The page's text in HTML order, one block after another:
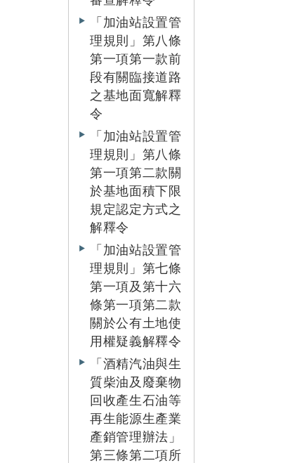
「加油站設置管
理規則」第八條
第一項第一款前
段有關臨接道路
之基地面寬解釋
令
「加油站設置管
理規則」第八條
第一項第二款關
於基地面積下限
規定認定方式之
解釋令
「加油站設置管
理規則」第七條
第一項及第十六
條第一項第二款
關於公有土地使
用權疑義解釋令
「酒精汽油與生
質柴油及廢棄物
回收產生石油等
再生能源生產業
產銷管理辦法」
第三條第二項所